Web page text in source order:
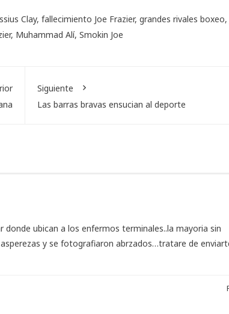
Clay, fallecimiento Joe Frazier, grandes rivales boxeo,
, Muhammad Alí, Smokin Joe
Siguiente
Las barras bravas ensucian al deporte
ubican a los enfermos terminales..la mayoria sin
y se fotografiaron abrzados…tratare de